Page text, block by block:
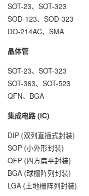
SOT-23、SOT-323
SOD-123、SOD-323
DO-214AC、SMA
晶体管
SOT-23、SOT-323
SOT-363、SOT-523
QFN、BGA
集成电路 (IC)
DIP (双列直插式封装)
SOP (小外形封装)
QFP (四方扁平封装)
BGA (球栅阵列封装)
LGA (土地栅阵列封装)